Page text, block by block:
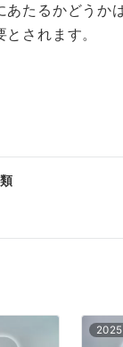
あたるかどうか
されます。